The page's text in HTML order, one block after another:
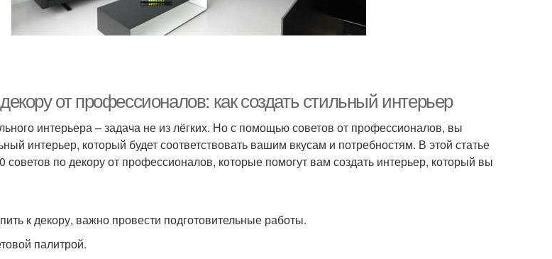
от профессионалов: как создать стильный интерьер
интерьера – задача не из лёгких. Но с помощью советов от профессионалов, вы
интерьер, который будет соответствовать вашим вкусам и потребностям. В этой статье
по декору от профессионалов, которые помогут вам создать интерьер, который вы
к декору, важно провести подготовительные работы.
палитрой.